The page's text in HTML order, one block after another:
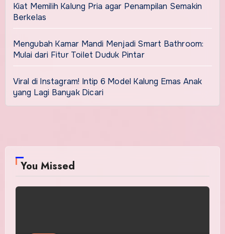
Kiat Memilih Kalung Pria agar Penampilan Semakin
Berkelas
Mengubah Kamar Mandi Menjadi Smart Bathroom:
Mulai dari Fitur Toilet Duduk Pintar
Viral di Instagram! Intip 6 Model Kalung Emas Anak
yang Lagi Banyak Dicari
You Missed